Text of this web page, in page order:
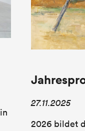
27.11.2025
2026 bildet